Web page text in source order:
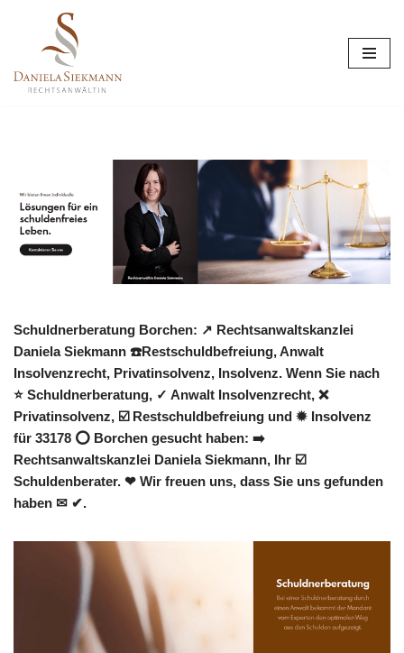
Inhalt
springen
Schuldnerberatung Borchen: ↗️ Rechtsanwaltskanzlei
Daniela Siekmann ☎️Restschuldbefreiung, Anwalt
Insolvenzrecht, Privatinsolvenz, Insolvenz. Wenn Sie nach
⭐ Schuldnerberatung, ✓ Anwalt Insolvenzrecht, ❌
Privatinsolvenz, ☑️ Restschuldbefreiung und ✹ Insolvenz
für 33178 ⭕ Borchen gesucht haben: ➡️
Rechtsanwaltskanzlei Daniela Siekmann, Ihr ☑️
Schuldenberater. ❤ Wir freuen uns, dass Sie uns gefunden
haben ✉ ✔.